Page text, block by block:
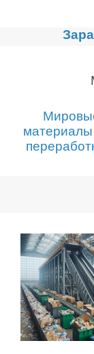
О
материалы